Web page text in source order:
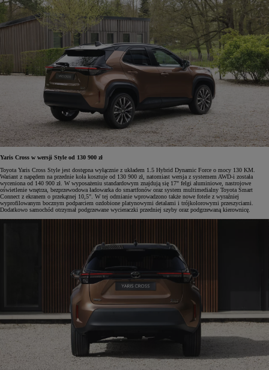
Yaris Cross w wersji Style od 130 900 zł
Toyota Yaris Cross Style jest dostępna wyłącznie z układem 1.5 Hybrid Dynamic Force o mocy 130 KM.
Wariant z napędem na przednie koła kosztuje od 130 900 zł, natomiast wersja z systemem AWD-i została
wyceniona od 140 900 zł. W wyposażeniu standardowym znajdują się 17" felgi aluminiowe, nastrojowe
oświetlenie wnętrza, bezprzewodowa ładowarka do smartfonów oraz system multimedialny Toyota Smart
Connect z ekranem o przekątnej 10,5". W tej odmianie wprowadzono także nowe fotele z wyraźniej
wyprofilowanym bocznym podparciem ozdobione platynowymi detalami i trójkolorowymi przeszyciami.
Dodatkowo samochód otrzymał podgrzewane wycieraczki przedniej szyby oraz podgrzewaną kierownicę.